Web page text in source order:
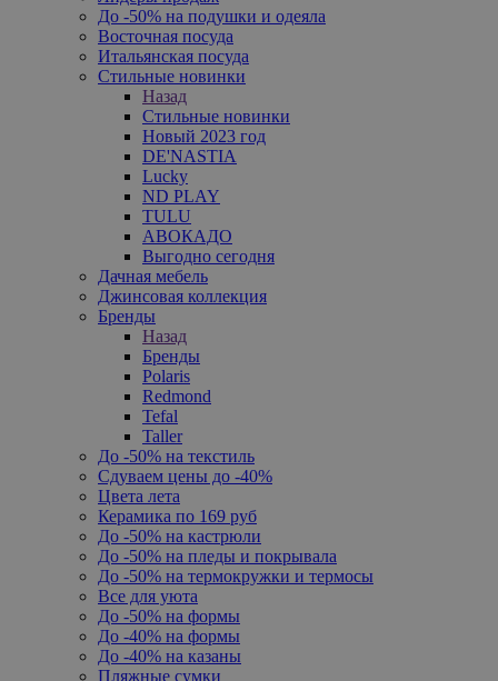
До -50% на подушки и одеяла
Восточная посуда
Итальянская посуда
Стильные новинки
Назад
Стильные новинки
Новый 2023 год
DE'NASTIA
Lucky
ND PLAY
TULU
АВОКАДО
Выгодно сегодня
Дачная мебель
Джинсовая коллекция
Бренды
Назад
Бренды
Polaris
Redmond
Tefal
Taller
До -50% на текстиль
Сдуваем цены до -40%
Цвета лета
Керамика по 169 руб
До -50% на кастрюли
До -50% на пледы и покрывала
До -50% на термокружки и термосы
Все для уюта
До -50% на формы
До -40% на формы
До -40% на казаны
Пляжные сумки